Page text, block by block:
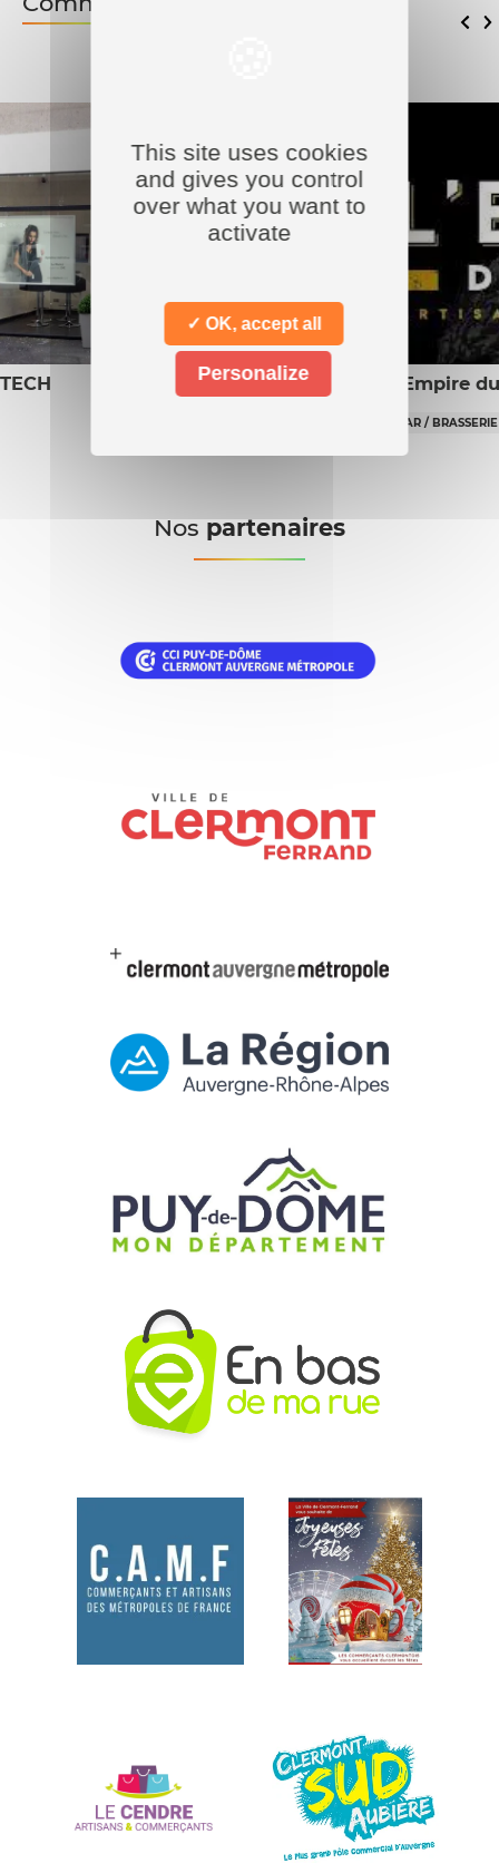
This site uses cookies
and gives you control
over what you want to
activate
✓ OK, accept all
Personalize L’Empire
BAR / BRASSERIE
Nospartenaires